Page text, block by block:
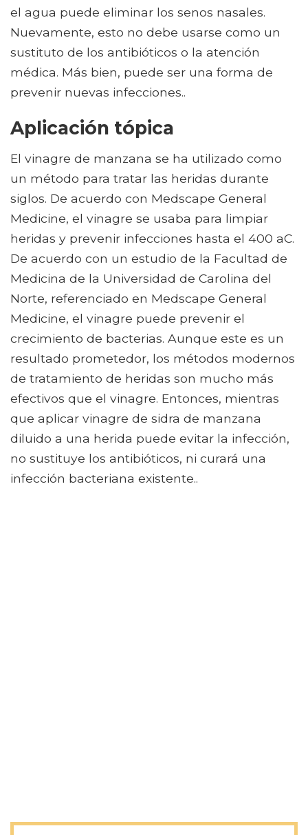
el agua puede eliminar los senos nasales.
Nuevamente, esto no debe usarse como un
sustituto de los antibióticos o la atención
médica. Más bien, puede ser una forma de
prevenir nuevas infecciones..
Aplicación tópica
El vinagre de manzana se ha utilizado como
un método para tratar las heridas durante
siglos. De acuerdo con Medscape General
Medicine, el vinagre se usaba para limpiar
heridas y prevenir infecciones hasta el 400 aC.
De acuerdo con un estudio de la Facultad de
Medicina de la Universidad de Carolina del
Norte, referenciado en Medscape General
Medicine, el vinagre puede prevenir el
crecimiento de bacterias. Aunque este es un
resultado prometedor, los métodos modernos
de tratamiento de heridas son mucho más
efectivos que el vinagre. Entonces, mientras
que aplicar vinagre de sidra de manzana
diluido a una herida puede evitar la infección,
no sustituye los antibióticos, ni curará una
infección bacteriana existente..